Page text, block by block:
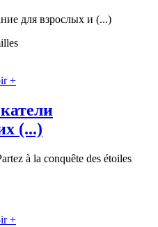
для взрослых и (...)
+
(...)
à la conquête des étoiles
+